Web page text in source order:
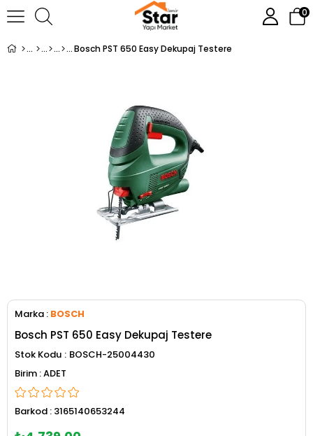
0
Bosch PST 650 Easy Dekupaj Testere
Marka : BOSCH
Bosch PST 650 Easy Dekupaj Testere
Stok Kodu
BOSCH-25004430
ADET
Barkod : 3165140653244